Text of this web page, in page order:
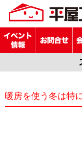
暖房を使う冬は特